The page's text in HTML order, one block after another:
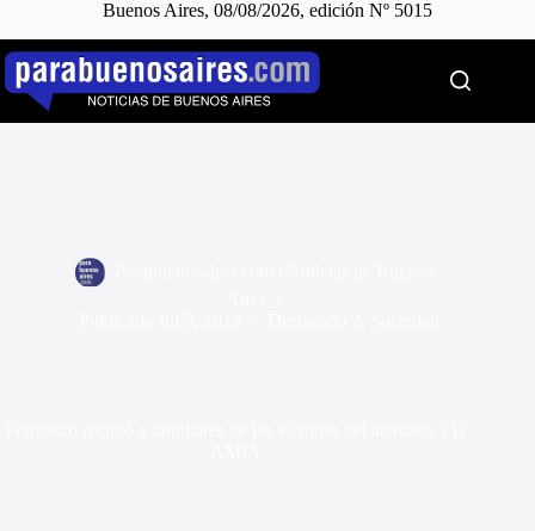
Buenos Aires, 08/08/2026, edición Nº 5015
Saltar
contenido